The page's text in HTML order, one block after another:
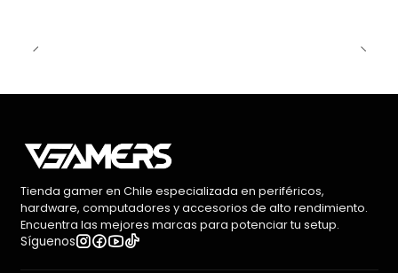
Tienda gamer en Chile especializada en periféricos,
hardware, computadores y accesorios de alto rendimiento.
Encuentra las mejores marcas para potenciar tu setup.
Síguenos